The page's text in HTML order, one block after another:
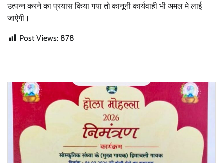
उत्पन्न करने का प्रयास किया गया तो कानूनी कार्यवाही भी अमल मे लाई
जाऐगी।
Post Views: 878